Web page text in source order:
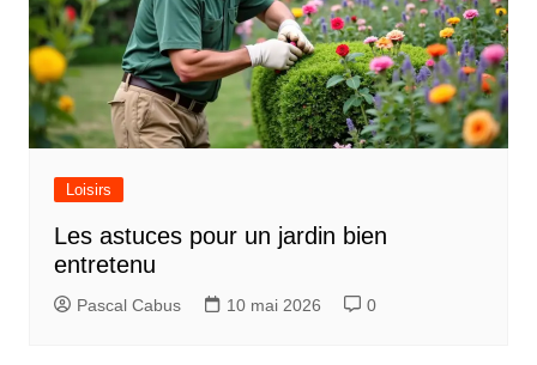
Loisirs
Les astuces pour un jardin bien
entretenu
Pascal Cabus 10 mai 2026 0